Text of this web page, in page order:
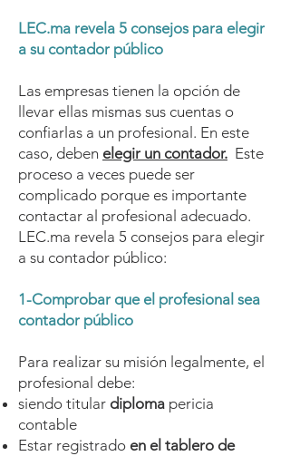
LEC.ma revela 5 consejos para elegir
a su contador público
Las empresas tienen la opción de
llevar ellas mismas sus cuentas o
confiarlas a un profesional. En este
caso, deben elegir un contador. Este
proceso a veces puede ser
complicado porque es importante
contactar al profesional adecuado.
LEC.ma revela 5 consejos para elegir
a su contador público:
1-Comprobar que el profesional sea
contador público
Para realizar su misión legalmente, el
profesional debe:
siendo titular diploma pericia
contable
Estar registrado en el tablero de